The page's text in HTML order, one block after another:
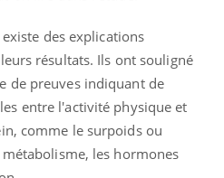
des explications
résultats. Ils ont souligné
de preuves indiquant de
entre l'activité physique et
comme le surpoids ou
les hormones